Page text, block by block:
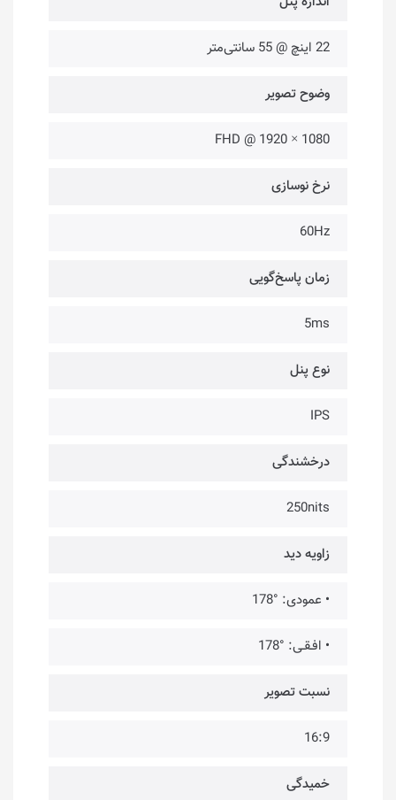
22 اینچ @ 55 سانتی‌متر
وضوح تصویر
FHD @ 1920 × 1080
نرخ نوسازی
60Hz
زمان پاسخ‌گویی
5ms
نوع پنل
IPS
درخشندگی
250nits
زاویه دید
• عمودی: °178
• افـقـی: °178
نسبت تصویر
16:9
خمیدگی